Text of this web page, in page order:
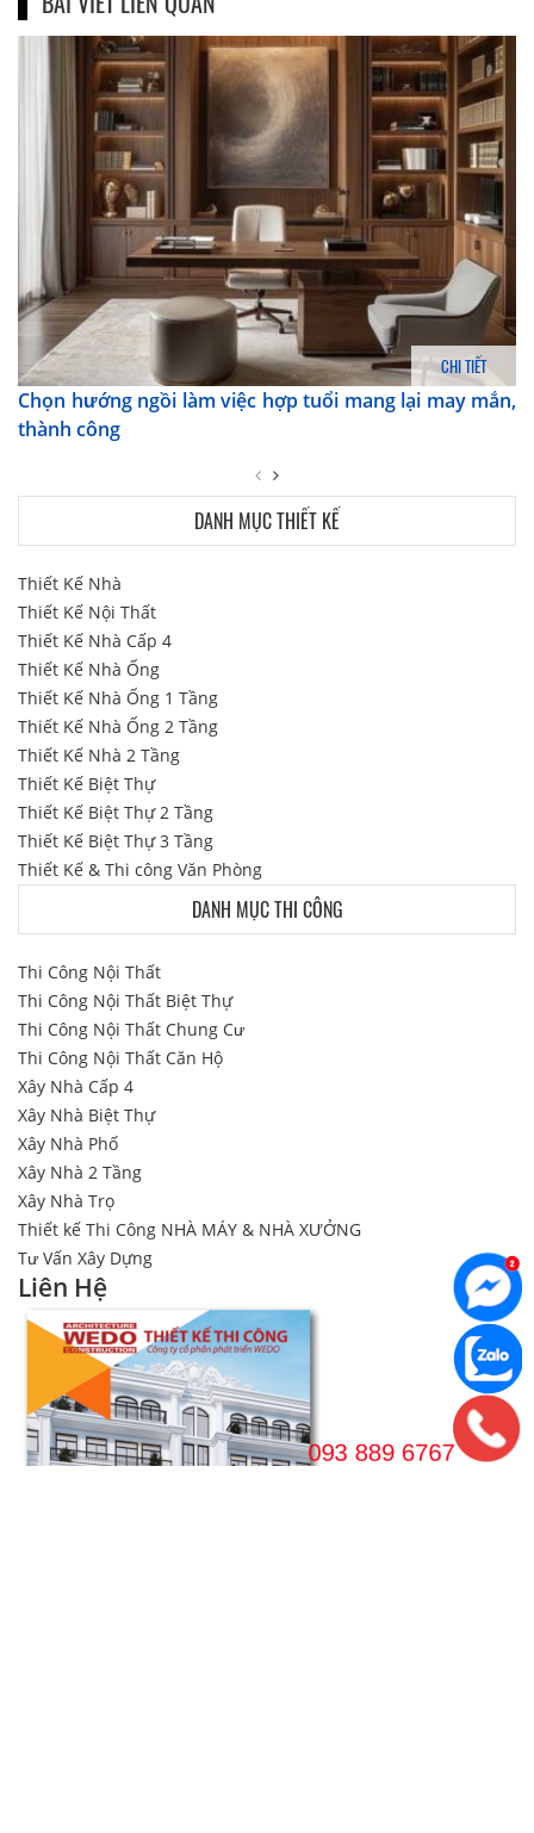
CHI TIẾT
Chọn hướng ngồi làm việc hợp tuổi mang lại may mắn,
thành công
DANH MỤC THIẾT KẾ
Thiết Kế Nhà
Thiết Kế Nội Thất
Thiết Kế Nhà Cấp 4
Thiết Kế Nhà Ống
Thiết Kế Nhà Ống 1 Tầng
Thiết Kế Nhà Ống 2 Tầng
Thiết Kế Nhà 2 Tầng
Thiết Kế Biệt Thự
Thiết Kế Biệt Thự 2 Tầng
Thiết Kế Biệt Thự 3 Tầng
Thiết Kế & Thi công Văn Phòng
DANH MỤC THI CÔNG
Thi Công Nội Thất
Thi Công Nội Thất Biệt Thự
Thi Công Nội Thất Chung Cư
Thi Công Nội Thất Căn Hộ
Xây Nhà Cấp 4
Xây Nhà Biệt Thự
Xây Nhà Phố
Xây Nhà 2 Tầng
Xây Nhà Trọ
Thiết kế Thi Công NHÀ MÁY & NHÀ XƯỞNG
Tư Vấn Xây Dựng
Liên Hệ